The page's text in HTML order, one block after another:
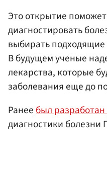
Это открытие
диагностировать
выбирать
В будущем ученые
лекарства, которые
заболевания еще до
Ранеебыл разработан
диагностики болезни